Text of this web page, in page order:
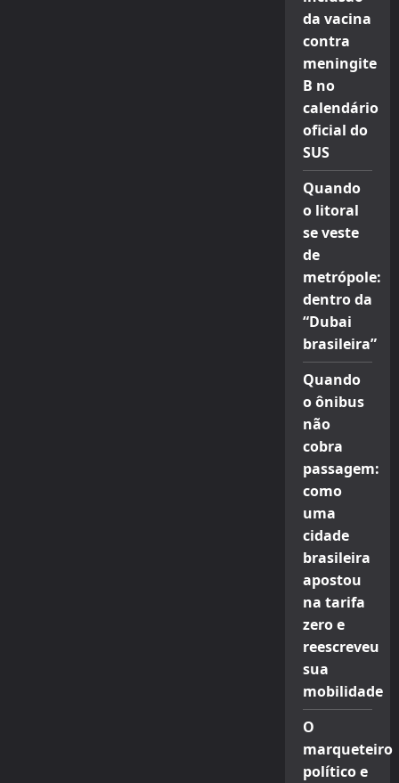
da vacina
contra
meningite
B no
calendário
oficial do
SUS
Quando
o litoral
se veste
de
metrópole:
dentro da
“Dubai
brasileira”
Quando
o ônibus
não
cobra
passagem:
como
uma
cidade
brasileira
apostou
na tarifa
zero e
reescreveu
sua
mobilidade
O
marqueteiro
político e